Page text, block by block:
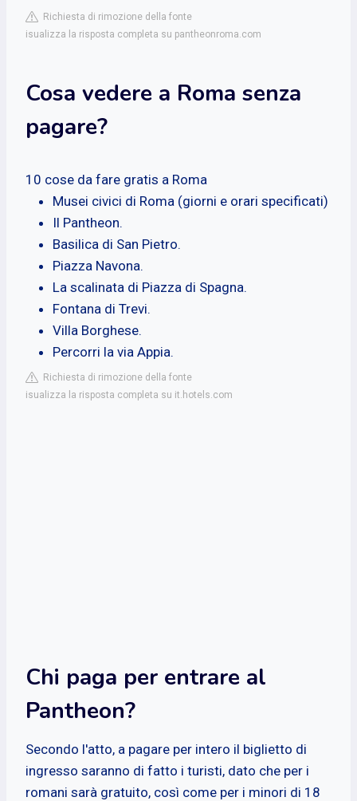
Richiesta di rimozione della fonte
isualizza la risposta completa su pantheonroma.com
Cosa vedere a Roma senza
pagare?
10 cose da fare gratis a Roma
Musei civici di Roma (giorni e orari specificati)
Il Pantheon.
Basilica di San Pietro.
Piazza Navona.
La scalinata di Piazza di Spagna.
Fontana di Trevi.
Villa Borghese.
Percorri la via Appia.
Richiesta di rimozione della fonte
isualizza la risposta completa su it.hotels.com
Chi paga per entrare al
Pantheon?
Secondo l'atto, a pagare per intero il biglietto di
ingresso saranno di fatto i turisti, dato che per i
romani sarà gratuito, così come per i minori di 18